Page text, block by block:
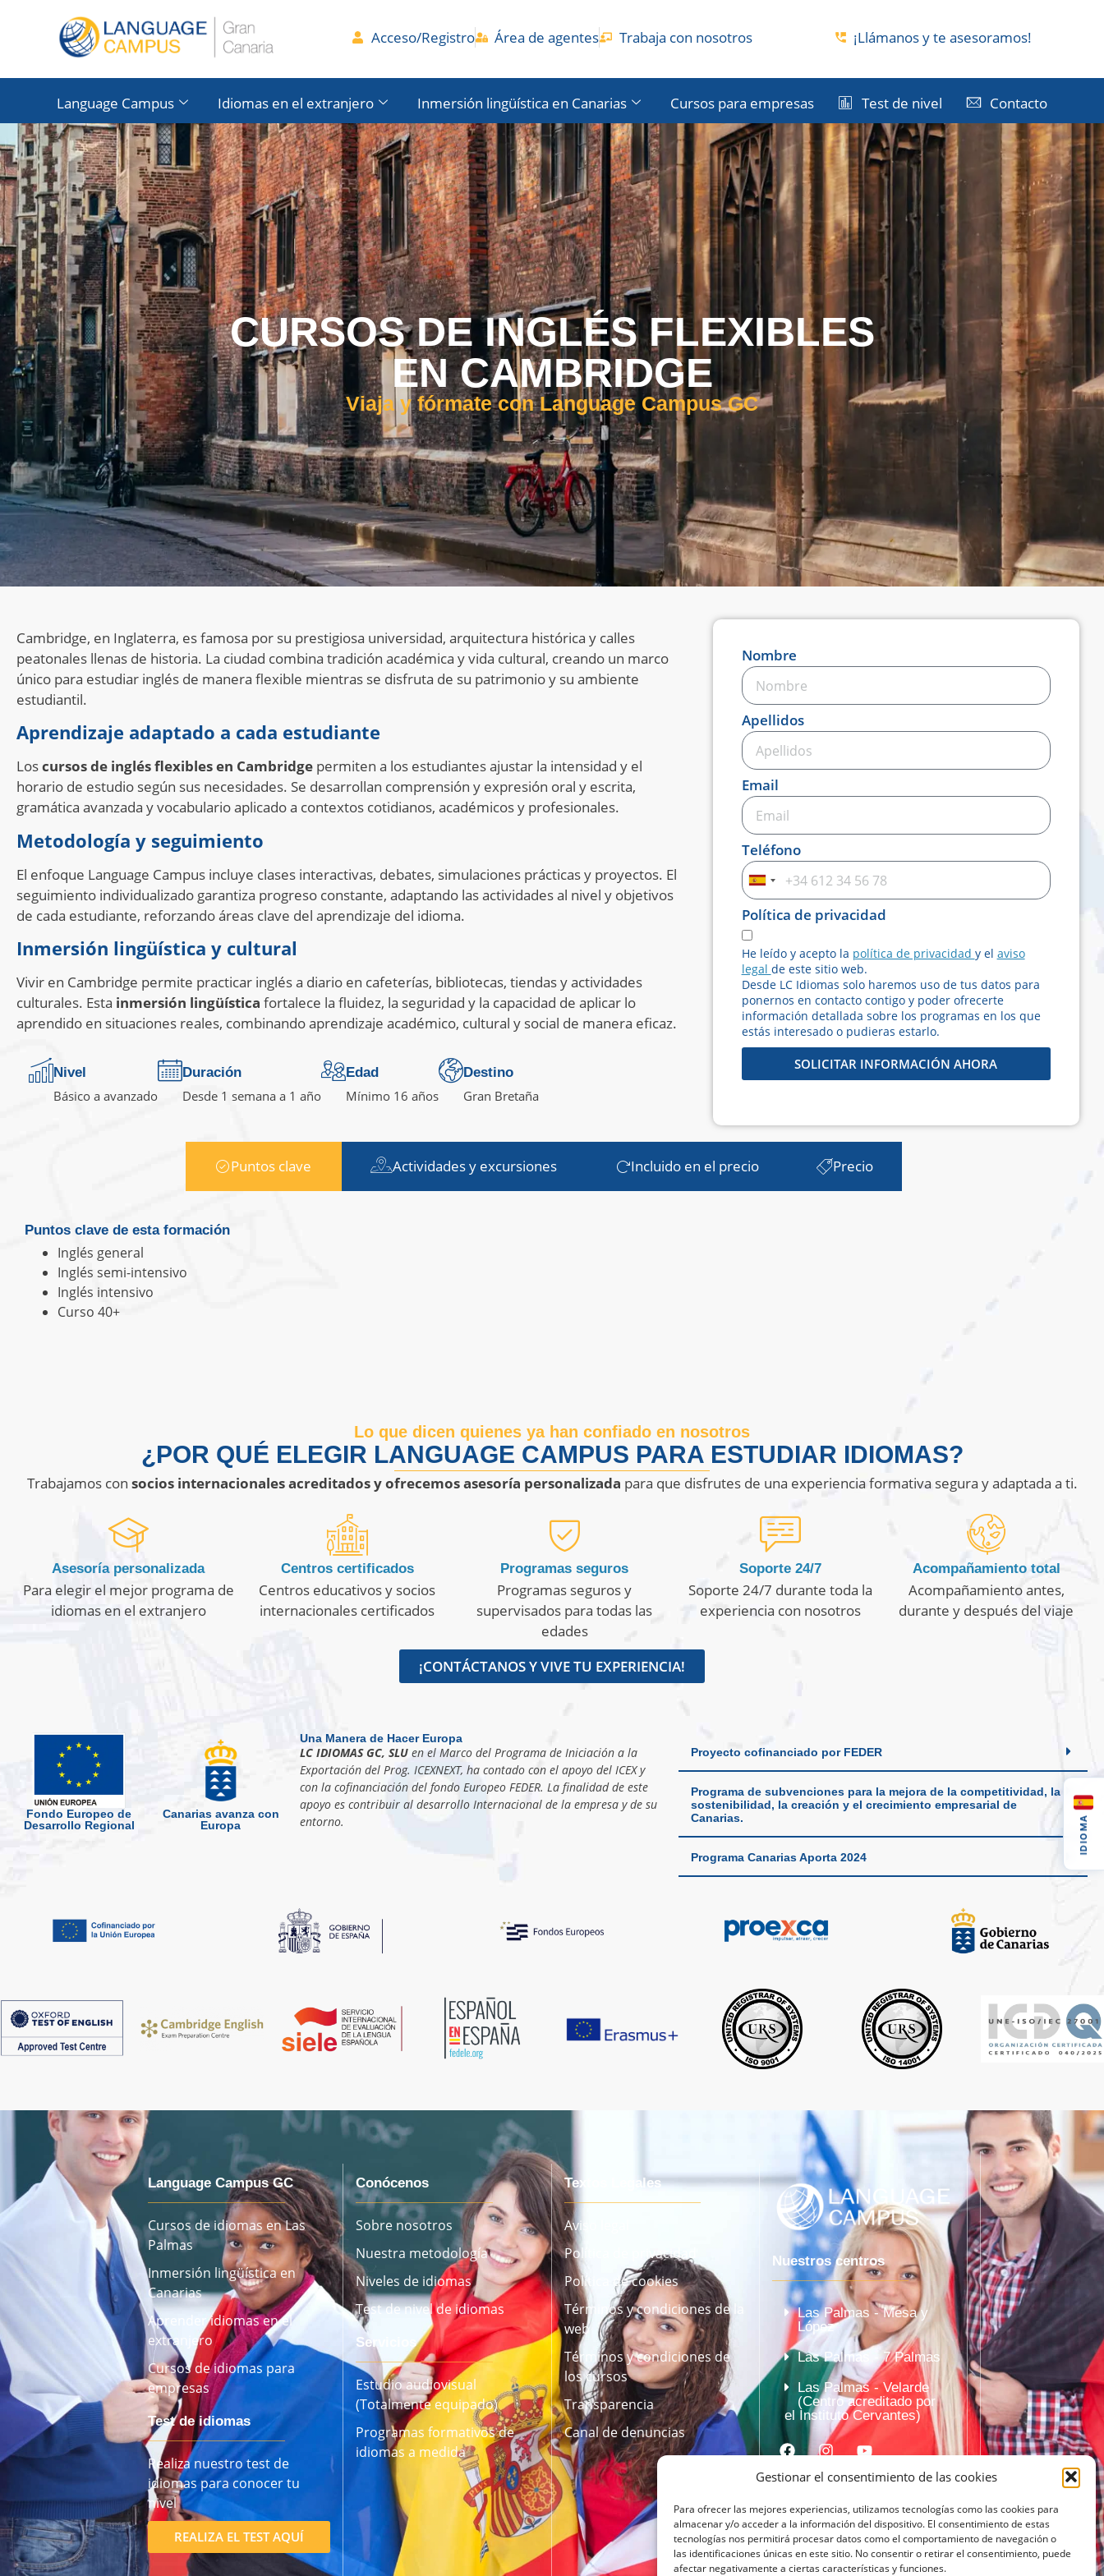
Gestionar el consentimiento de las cookies
Para ofrecer las mejores experiencias, utilizamos tecnologías como las cookies para
almacenar y/o acceder a la información del dispositivo. El consentimiento de estas
tecnologías nos permitirá procesar datos como el comportamiento de navegación o
las identificaciones únicas en este sitio. No consentir o retirar el consentimiento, puede
afectar negativamente a ciertas características y funciones.
Acceso/Registro Área de agentes Trabaja con nosotros ¡Llámanos y te asesoramos!
Language Campus Idiomas en el extranjero Inmersión lingüística en Canarias Cursos para empresas Test de nivel Contacto
CURSOS DE INGLÉS FLEXIBLES
EN CAMBRIDGE
Viaja y fórmate con Language Campus GC
Cambridge, en Inglaterra, es famosa por su prestigiosa universidad, arquitectura histórica y calles
peatonales llenas de historia. La ciudad combina tradición académica y vida cultural, creando un marco
único para estudiar inglés de manera flexible mientras se disfruta de su patrimonio y su ambiente
estudiantil.
Aprendizaje adaptado a cada estudiante
Loscursos de inglés flexibles en Cambridge permiten a los estudiantes ajustar la intensidad y el
horario de estudio según sus necesidades. Se desarrollan comprensión y expresión oral y escrita,
gramática avanzada y vocabulario aplicado a contextos cotidianos, académicos y profesionales.
Metodología y seguimiento
El enfoque Language Campus incluye clases interactivas, debates, simulaciones prácticas y proyectos. El
seguimiento individualizado garantiza progreso constante, adaptando las actividades al nivel y objetivos
de cada estudiante, reforzando áreas clave del aprendizaje del idioma.
Inmersión lingüística y cultural
Vivir en Cambridge permite practicar inglés a diario en cafeterías, bibliotecas, tiendas y actividades
culturales. Esta inmersión lingüística fortalece la fluidez, la seguridad y la capacidad de aplicar lo
aprendido en situaciones reales, combinando aprendizaje académico, cultural y social de manera eficaz.
Nivel
Básico a avanzado
Duración
Desde 1 semana a 1 año
Edad
Mínimo 16 años
Destino
Gran Bretaña
Nombre
Apellidos
Email
Teléfono
Spain
+34
Política de privacidad
He leído y acepto la política de privacidad y el aviso
legal de este sitio web.
Desde LC Idiomas solo haremos uso de tus datos para
ponernos en contacto contigo y poder ofrecerte
información detallada sobre los programas en los que
estás interesado o pudieras estarlo.
SOLICITAR INFORMACIÓN AHORA
Puntos clave Actividades y excursiones Incluido en el precio Precio
Puntos clave de esta formación
Inglés general
Inglés semi-intensivo
Inglés intensivo
Curso 40+
Lo que dicen quienes ya han confiado en nosotros
¿POR QUÉ ELEGIR LANGUAGE CAMPUS PARA ESTUDIAR IDIOMAS?
Trabajamos con socios internacionales acreditados y ofrecemos asesoría personalizada para que disfrutes de una experiencia formativa segura y adaptada a ti.
Asesoría personalizada
Para elegir el mejor programa de
idiomas en el extranjero
Centros certificados
Centros educativos y socios
internacionales certificados
Programas seguros
Programas seguros y
supervisados para todas las
edades
Soporte 24/7
Soporte 24/7 durante toda la
experiencia con nosotros
Acompañamiento total
Acompañamiento antes,
durante y después del viaje
¡CONTÁCTANOS Y VIVE TU EXPERIENCIA!
Fondo Europeo de
Desarrollo Regional
Canarias avanza con
Europa
Una Manera de Hacer Europa
LC IDIOMAS GC, SLUen el Marco del Programa de Iniciación a la
Exportación del Prog. ICEXNEXT, ha contado con el apoyo del ICEX y
con la cofinanciación del fondo Europeo FEDER. La finalidad de este
apoyo es contribuir al desarrollo Internacional de la empresa y de su
entorno.
Proyecto cofinanciado por FEDER
Programa de subvenciones para la mejora de la competitividad, la
sostenibilidad, la creación y el crecimiento empresarial de
Canarias.
Programa Canarias Aporta 2024
Language Campus GC
Cursos de idiomas en Las
Palmas
Inmersión lingüística en
Canarias
Aprender idiomas en el
extranjero
Cursos de idiomas para
empresas
Test de idiomas
Realiza nuestro test de
idiomas para conocer tu
nivel
REALIZA EL TEST AQUÍ
Conócenos
Sobre nosotros
Nuestra metodología
Niveles de idiomas
Test de nivel de idiomas
Servicios
Estudio audiovisual
(Totalmente equipado)
Programas formativos de
idiomas a medida
Textos Legales
Aviso legal
Política de privacidad
Política de cookies
Términos y condiciones de la
web
Términos y condiciones de
los cursos
Transparencia
Canal de denuncias
Nuestros centros
Las Palmas - Mesa y
López
Las Palmas - 7 Palmas
Las Palmas - Velarde
(Centro acreditado por
el Instituto Cervantes)
IDIOMA